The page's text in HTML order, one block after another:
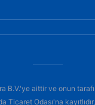
B.V.'ye aittir ve onun
Ticaret Odası'na